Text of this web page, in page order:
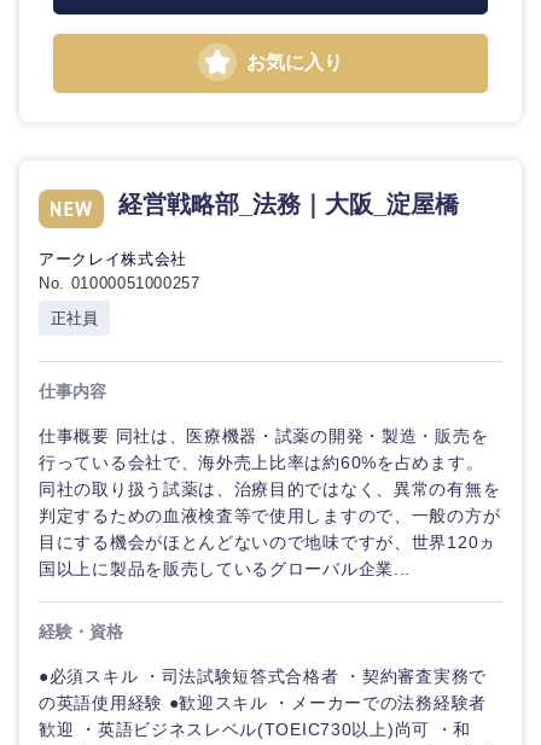
中国・四国地方
鳥取県 島根県
香川県 愛媛県
お気に入り
経営戦略部_法務｜大阪_淀屋橋
アークレイ株式会社
No. 01000051000257
正社員
仕事内容
仕事概要 同社は、医療機器・試薬の開発・製造・販売を
行っている会社で、海外売上比率は約60%を占めます。
同社の取り扱う試薬は、治療目的ではなく、異常の有無を
判定するための血液検査等で使用しますので、一般の方が
目にする機会がほとんどないので地味ですが、世界120ヵ
国以上に製品を販売しているグローバル企業...
経験・資格
●必須スキル ・司法試験短答式合格者 ・契約審査実務で
の英語使用経験 ●歓迎スキル ・メーカーでの法務経験者
歓迎 ・英語ビジネスレベル(TOEIC730以上)尚可 ・和